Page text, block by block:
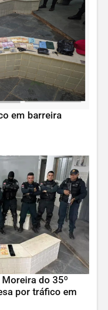
em barreira
do 35º
por tráfico em